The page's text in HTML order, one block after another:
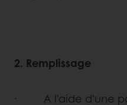
2. Remplissage
· A l'aide d'une